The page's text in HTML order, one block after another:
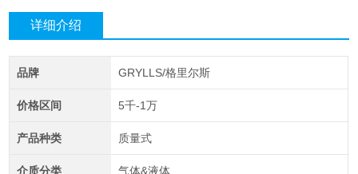
详细介绍
品牌 GRYLLS/格里尔斯
价格区间 5千-1万
产品种类 质量式
介质分类 气体&液体